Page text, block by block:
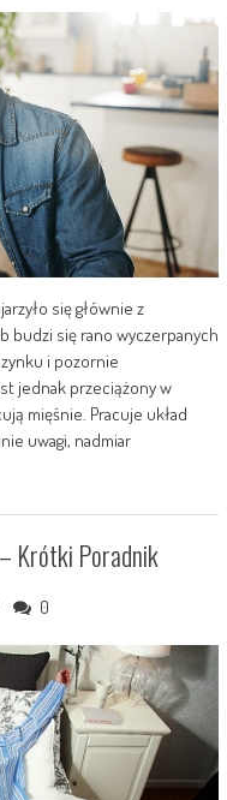
się głównie z
budzi się rano wyczerpanych
i pozornie
jednak przeciążony w
mięśnie. Pracuje układ
uwagi, nadmiar
Krótki Poradnik
0